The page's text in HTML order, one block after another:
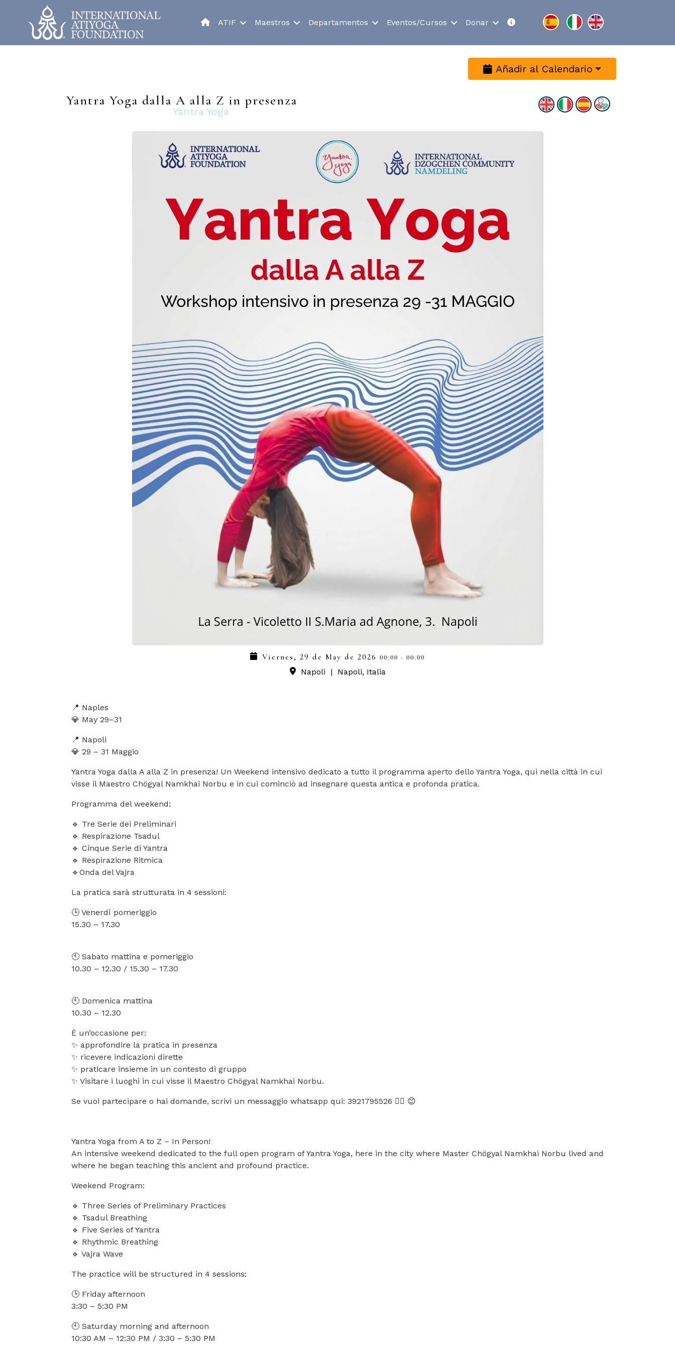
ATIF Maestros Departamentos Eventos/Cursos Donar Seleccione su idioma
Añadir al Calendario
Yantra Yoga dalla A alla Z in presenza
Yantra Yoga
Viernes, 29 de May de 2026 00:00 - 00:00
Napoli | Napoli, Italia
📍 Naples
💎 May 29–31
📍 Napoli
💎 29 – 31 Maggio
Yantra Yoga dalla A alla Z in presenza! Un Weekend intensivo dedicato a tutto il programma aperto dello Yantra Yoga, qui nella città in cui
visse il Maestro Chögyal Namkhai Norbu e in cui cominciò ad insegnare questa antica e profonda pratica.
Programma del weekend:
🔹 Tre Serie dei Preliminari
🔹 Respirazione Tsadul
🔹 Cinque Serie di Yantra
🔹 Respirazione Ritmica
🔹Onda del Vajra
La pratica sarà strutturata in 4 sessioni:
🕒 Venerdì pomeriggio
15.30 – 17.30
🕙 Sabato mattina e pomeriggio
10.30 – 12.30 / 15.30 – 17.30
🕙 Domenica mattina
10.30 – 12.30
È un’occasione per:
✨ approfondire la pratica in presenza
✨ ricevere indicazioni dirette
✨ praticare insieme in un contesto di gruppo
✨ Visitare i luoghi in cui visse il Maestro Chögyal Namkhai Norbu.
Se vuoi partecipare o hai domande, scrivi un messaggio whatsapp qui: 3921795526 👈🏽 😊
Yantra Yoga from A to Z – In Person!
An intensive weekend dedicated to the full open program of Yantra Yoga, here in the city where Master Chögyal Namkhai Norbu lived and
where he began teaching this ancient and profound practice.
Weekend Program:
🔹 Three Series of Preliminary Practices
🔹 Tsadul Breathing
🔹 Five Series of Yantra
🔹 Rhythmic Breathing
🔹 Vajra Wave
The practice will be structured in 4 sessions:
🕒 Friday afternoon
3:30 – 5:30 PM
🕙 Saturday morning and afternoon
10:30 AM – 12:30 PM / 3:30 – 5:30 PM